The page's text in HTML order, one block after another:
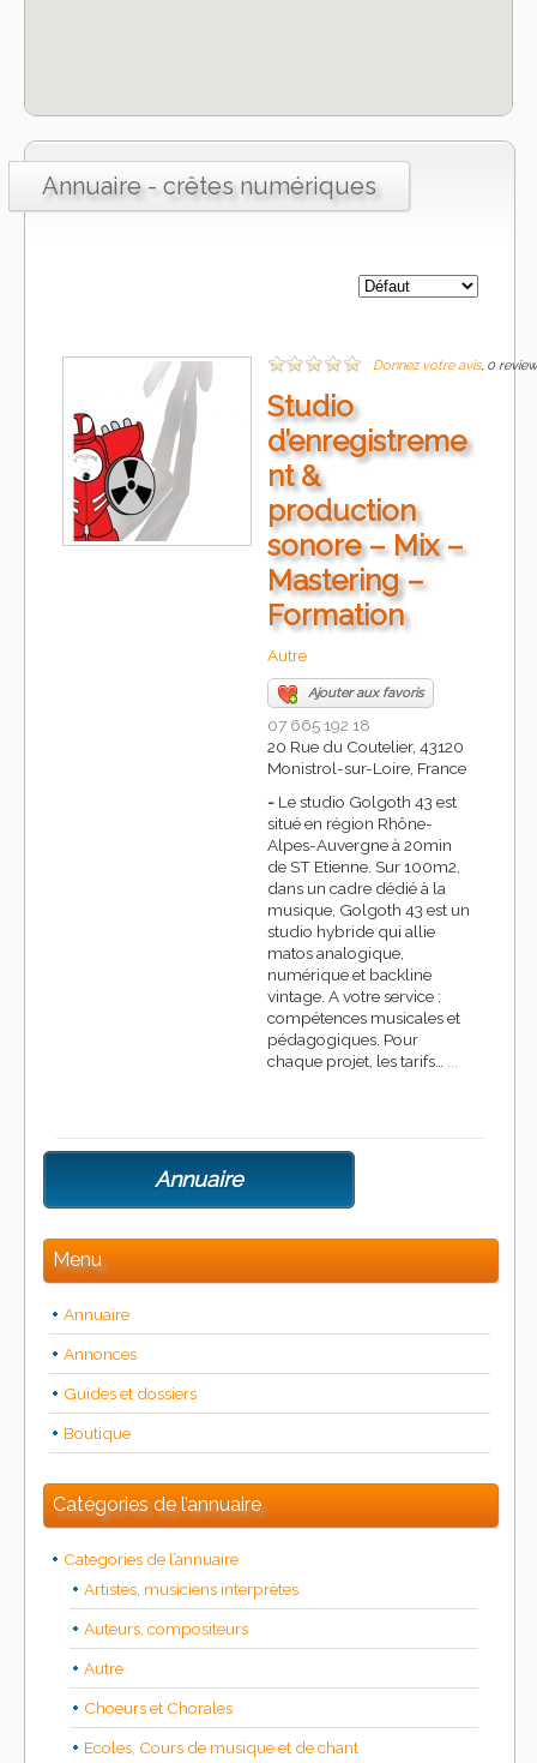
Annuaire - crêtes numériques
Donnez votre avis, 0
Studio
d’enregistreme
nt &
production
sonore – Mix –
Mastering –
Formation
Autre
Ajouter aux favoris
07 665 192 18
20 Rue du Coutelier, 43120
Monistrol-sur-Loire, France
- Le studio Golgoth 43 est
situé en région Rhône-
Alpes-Auvergne à 20min
de ST Etienne. Sur 100m2,
dans un cadre dédié à la
musique, Golgoth 43 est un
studio hybride qui allie
matos analogique,
numérique et backline
vintage. A votre service :
compétences musicales et
pédagogiques. Pour
chaque projet, les tarifs… ...
Annuaire
Menu
Annuaire
Annonces
Guides et dossiers
Boutique
Catégories de l’annuaire
Categories de l’annuaire
Artistes, musiciens interprètes
Auteurs, compositeurs
Autre
Choeurs et Chorales
Ecoles, Cours de musique et de chant